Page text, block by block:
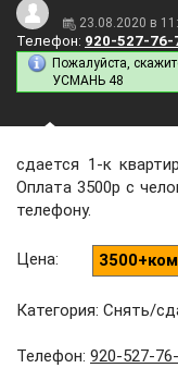
23.08.2020 в
Телефон: 920-527-76-
Пожалуйста,
УСМАНЬ 48
сдается 1-к
Оплата 3500р с
телефону.
Цена:
Категория: Снять/
Телефон: 920-527-